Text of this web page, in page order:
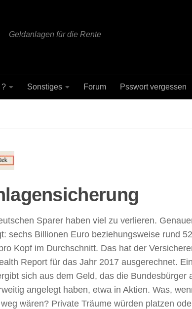
Geldanlagen für die Rente
? Sonstiges Forum Psswort vergessen
Sparer haben viel zu verlieren.
sechs Billionen Euro beziehungsweise rund
Kopf im Durchschnitt. Das hat der
Report für das Jahr 2017 ausgerechnet. Ein
sich aus dem Geld, das die Bundesbürger
angelegt haben, etwa in Aktien. Was,
wären? Private Träume würden platzen